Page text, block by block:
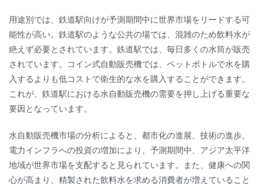
用途別では、鉄道駅向けが予測期間中に世界市場をリードする可
能性が高い。鉄道駅のような公共の場では、混雑のため飲料水が
絶えず必要とされています。鉄道駅では、毎日多くの水筒が販売
されています。コイン式自動販売機では、ペットボトルで水を購
入するよりも低コストで衛生的な水を購入することができます。
これが、鉄道駅における水自動販売機の需要を押し上げる重要な
要因となっています。
水自動販売機市場の分析によると、都市化の進展、技術の進歩、
電力インフラへの投資の増加により、予測期間中、アジア太平洋
地域が世界市場を支配すると見られています。また、健康への関
心が高まり、精製された飲料水を求める消費者が増えていること